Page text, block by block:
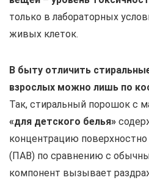
только в лабораторных
живых клеток.
В быту отличить
взрослых можно лишь по
Так, стиральный порошок с
«для детского белья»
концентрацию
(ПАВ) по сравнению с
компонент вызывает